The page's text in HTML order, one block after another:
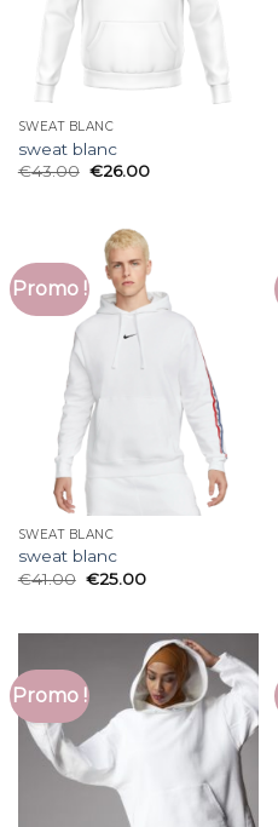
SWEAT BLANC
sweat blanc
€43.00 €26.00
Promo !
SWEAT BLANC
sweat blanc
€41.00 €25.00
Promo !